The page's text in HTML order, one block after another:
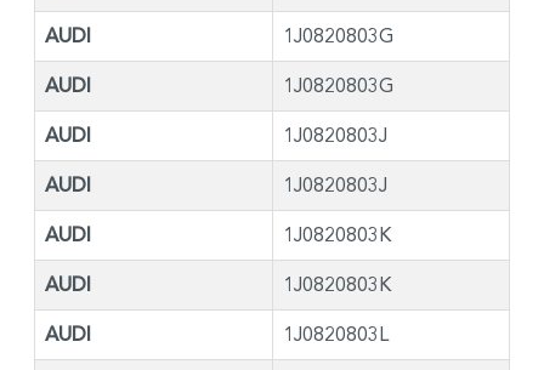
AUDI 1J0820803G
AUDI 1J0820803G
AUDI 1J0820803J
AUDI 1J0820803J
AUDI 1J0820803K
AUDI 1J0820803K
AUDI 1J0820803L